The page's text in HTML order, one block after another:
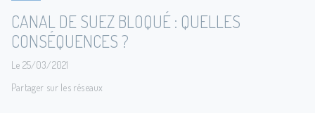
CANAL DE SUEZ BLOQUÉ : QUELLES
CONSÉQUENCES ?
Le 25/03/2021
Partager sur les réseaux